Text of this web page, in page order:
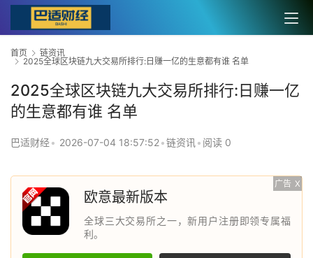
首页
链资讯
2025全球区块链九大交易所排行:日赚一亿的生意都有谁 名单
2025全球区块链九大交易所排行:日赚一亿
的生意都有谁 名单
巴适财经• 2026-07-04 18:57:52•链资讯• 阅读 0
广告 X
欧意最新版本
全球三大交易所之一，新用户注册即领专属福
利。